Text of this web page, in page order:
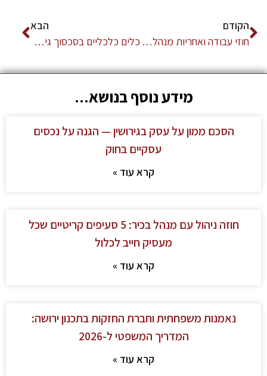
הקודם
חוזי עבודה ואחריות מנהל בכיר: מדריך להגנת המעסיק
הבא
כלים כלכליים בסכסוך גירושין עסקי: המדריך לבעלי עסקים
מידע נוסף בנושא...
הסכם ממון על עסק בגירושין — הגנה על נכסים
עסקיים בחוק
קרא עוד »
חוזה ניהול עם מנהל בכיר: 5 סעיפים קריטיים שכל
מעסיק חייב לכלול
קרא עוד »
נאמנות משפחתית וחברת החזקות בתכנון ירושה:
המדריך המשפטי ל-2026
קרא עוד »